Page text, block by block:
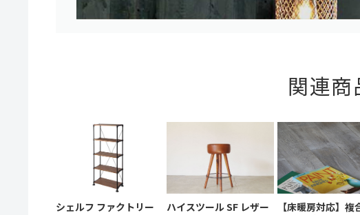
関連商
シェルフ ファクトリー ハイスツール SF レザー
【床暖房対応】複